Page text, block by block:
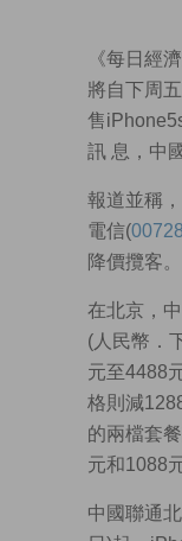
《每日經
將自下周
售
訊 息，中
報道並稱
電信(00728
降價攬客。
在北京，
(人民幣．
元至4488
格則減
的兩檔套
元和1088元
中國聯通